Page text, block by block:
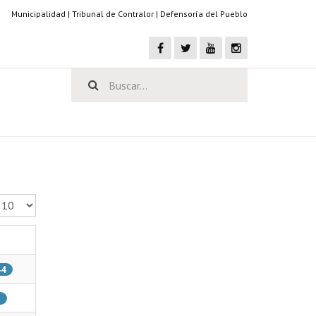
Municipalidad | Tribunal de Contralor | Defensoría del Pueblo
Cantidad a mostrar